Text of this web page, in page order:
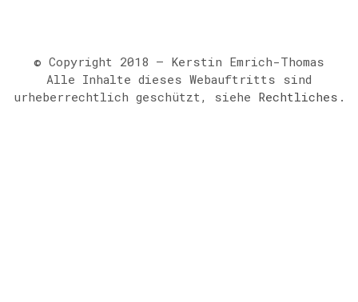
© Copyright 2018 – Kerstin Emrich-Thomas
Alle Inhalte dieses Webauftritts sind
urheberrechtlich geschützt, siehe Rechtliches .